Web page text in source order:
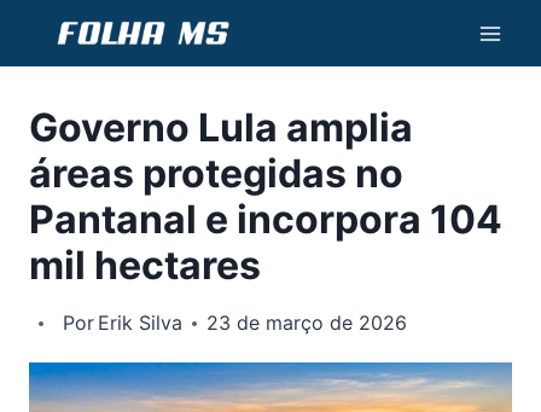
Conteúdo
Governo Lula amplia
áreas protegidas no
Pantanal e incorpora 104
mil hectares
Por Erik Silva 23 de março de 2026